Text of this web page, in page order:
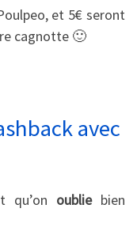
et 5€ seront
cagnotte 🙂
avec
qu’on oubliebien